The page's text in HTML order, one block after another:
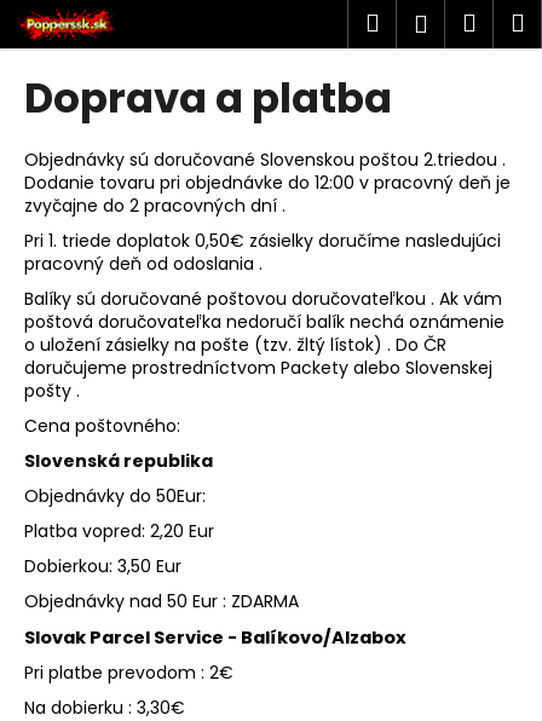
Prejsť
na
obsah
Hľadať
Doprava a platba
Objednávky sú doručované Slovenskou poštou 2.triedou .
Dodanie tovaru pri objednávke do 12:00 v pracovný deň je
zvyčajne do 2 pracovných dní .
Pri 1. triede doplatok 0,50€ zásielky doručíme nasledujúci
pracovný deň od odoslania .
Balíky sú doručované poštovou doručovateľkou . Ak vám
poštová doručovateľka nedoručí balík nechá oznámenie
o uložení zásielky na pošte (tzv. žltý lístok) . Do ČR
doručujeme prostredníctvom Packety alebo Slovenskej
pošty .
Cena poštovného:
Slovenská republika
Objednávky do 50Eur:
Platba vopred: 2,20 Eur
Dobierkou: 3,50 Eur
Objednávky nad 50 Eur : ZDARMA
Slovak Parcel Service - Balíkovo/Alzabox
Pri platbe prevodom : 2€
Na dobierku : 3,30€
K
o
o
p
o
t
r
e
b
u
j
e
t
e
n
á
j
s
ť
?